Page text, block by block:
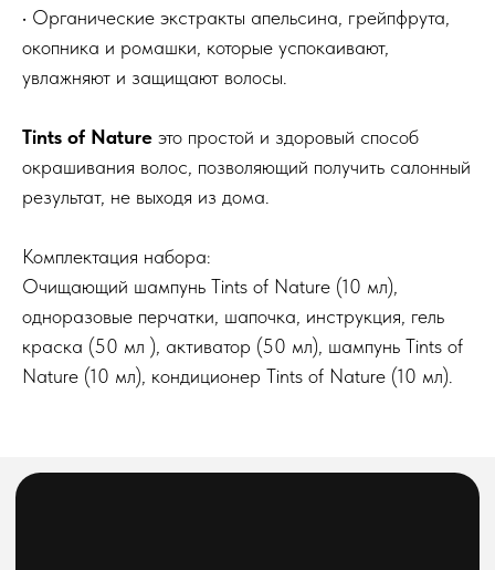
• Органические экстракты апельсина, грейпфрута,
окопника и ромашки, которые успокаивают,
увлажняют и защищают волосы.
Tints of Nature это простой и здоровый способ
окрашивания волос, позволяющий получить салонный
результат, не выходя из дома.
Комплектация набора:
Очищающий шампунь Tints of Nature (10 мл),
одноразовые перчатки, шапочка, инструкция, гель
краска (50 мл ), активатор (50 мл), шампунь Tints of
Nature (10 мл), кондиционер Tints of Nature (10 мл).
Введите ваше имя
Введите ваш E-mail
Подпишитесь на нашу e-mail рассылку,
чтобы первыми увидеть наши новинки
сотрудничества
Блог
О компании
8(800)222 92-68 8 (925)090-68-08
orders@feelbeauty.ru
и общим вопросам
telegram-канал